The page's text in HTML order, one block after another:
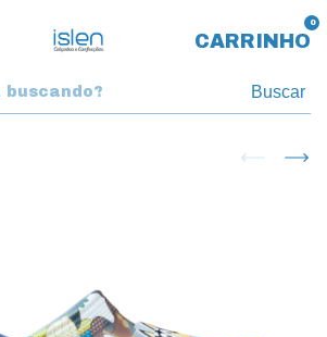
CARRINHO
0
Buscar